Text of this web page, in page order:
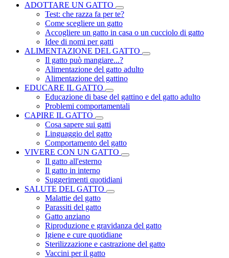
ADOTTARE UN GATTO
Test: che razza fa per te?
Come scegliere un gatto
Accogliere un gatto in casa o un cucciolo di gatto
Idee di nomi per gatti
ALIMENTAZIONE DEL GATTO
Il gatto può mangiare...?
Alimentazione del gatto adulto
Alimentazione del gattino
EDUCARE IL GATTO
Educazione di base del gattino e del gatto adulto
Problemi comportamentali
CAPIRE IL GATTO
Cosa sapere sui gatti
Linguaggio del gatto
Comportamento del gatto
VIVERE CON UN GATTO
Il gatto all'esterno
Il gatto in interno
Suggerimenti quotidiani
SALUTE DEL GATTO
Malattie del gatto
Parassiti del gatto
Gatto anziano
Riproduzione e gravidanza del gatto
Igiene e cure quotidiane
Sterilizzazione e castrazione del gatto
Vaccini per il gatto